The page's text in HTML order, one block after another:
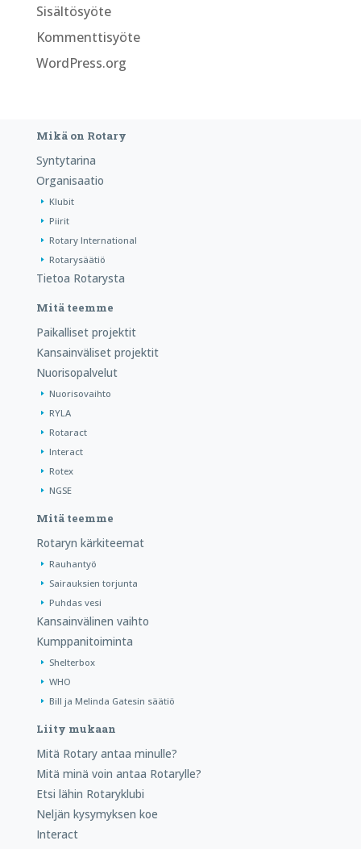
Sisältösyöte
Kommenttisyöte
WordPress.org
Mikä on Rotary
Syntytarina
Organisaatio
Klubit
Piirit
Rotary International
Rotarysäätiö
Tietoa Rotarysta
Mitä teemme
Paikalliset projektit
Kansainväliset projektit
Nuorisopalvelut
Nuorisovaihto
RYLA
Rotaract
Interact
Rotex
NGSE
Mitä teemme
Rotaryn kärkiteemat
Rauhantyö
Sairauksien torjunta
Puhdas vesi
Kansainvälinen vaihto
Kumppanitoiminta
Shelterbox
WHO
Bill ja Melinda Gatesin säätiö
Liity mukaan
Mitä Rotary antaa minulle?
Mitä minä voin antaa Rotarylle?
Etsi lähin Rotaryklubi
Neljän kysymyksen koe
Interact